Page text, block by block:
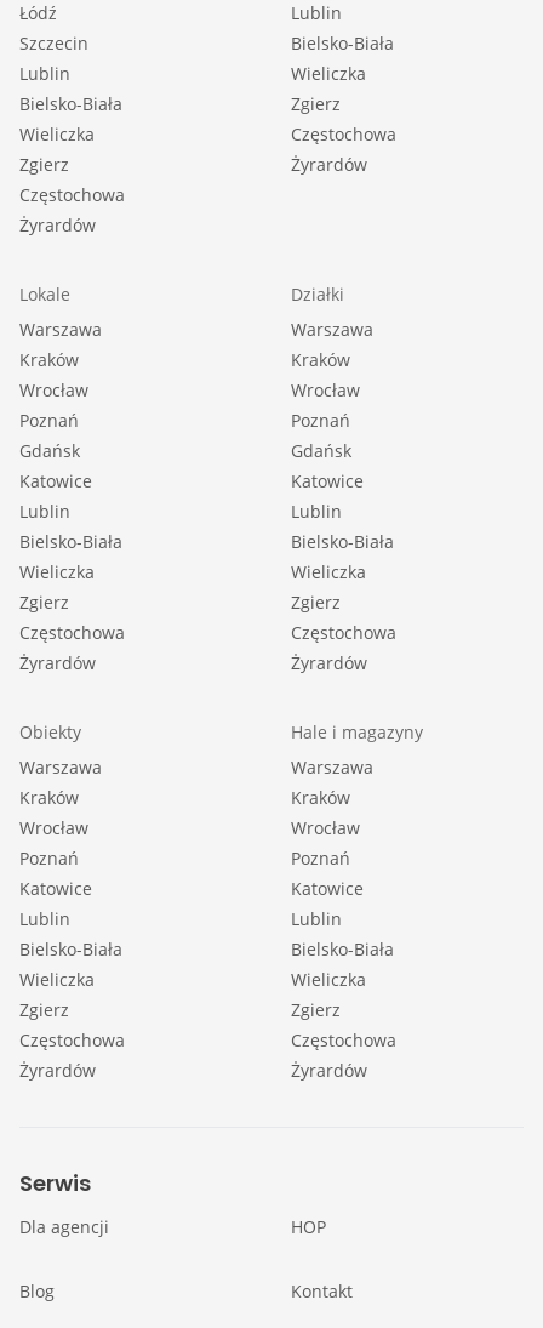
Łódź
Szczecin
Lublin
Bielsko-Biała
Wieliczka
Zgierz
Częstochowa
Żyrardów
Lublin
Bielsko-Biała
Wieliczka
Zgierz
Częstochowa
Żyrardów
Lokale
Warszawa
Kraków
Wrocław
Poznań
Gdańsk
Katowice
Lublin
Bielsko-Biała
Wieliczka
Zgierz
Częstochowa
Żyrardów
Działki
Warszawa
Kraków
Wrocław
Poznań
Gdańsk
Katowice
Lublin
Bielsko-Biała
Wieliczka
Zgierz
Częstochowa
Żyrardów
Obiekty
Warszawa
Kraków
Wrocław
Poznań
Katowice
Lublin
Bielsko-Biała
Wieliczka
Zgierz
Częstochowa
Żyrardów
Hale i magazyny
Warszawa
Kraków
Wrocław
Poznań
Katowice
Lublin
Bielsko-Biała
Wieliczka
Zgierz
Częstochowa
Żyrardów
Serwis
Dla agencji HOP
Blog Kontakt